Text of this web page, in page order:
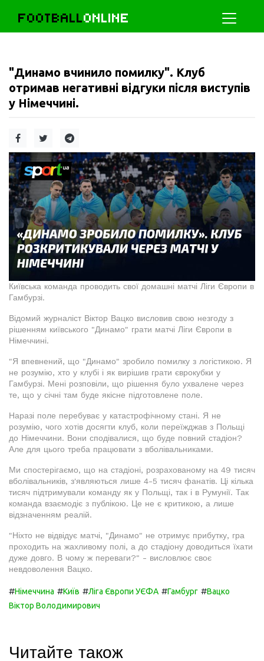
FOOTBALLONLINE
"Динамо вчинило помилку". Клуб
отримав негативні відгуки після виступів
у Німеччині.
Київська команда проводить свої домашні матчі Ліги Європи в
Гамбурзі.
Відомий журналіст Віктор Вацко висловив свою незгоду з
рішенням київського "Динамо" грати матчі Ліги Європи в
Німеччині.
"Я впевнений, що "Динамо" зробило помилку з логістикою. Я
не розумію, хто у клубі і як вирішив грати єврокубки у
Гамбурзі. Мені розповіли, що рішення було ухвалене через
те, що у січні там буде якісне підготовлене поле.
Наразі поле перебуває у катастрофічному стані. Я не
розумію, чого хотів досягти клуб, коли переїжджав з Польщі
до Німеччини. Вони сподівалися, що буде повний стадіон?
Але для цього треба працювати з вболівальниками.
Ми спостерігаємо, що на стадіоні, розрахованому на 49 тисяч
вболівальників, з'являються лише 4-5 тисяч фанатів. Ці кілька
тисяч підтримували команду як у Польщі, так і в Румунії. Так
команда взаємодіє з публікою. Це не є критикою, а лише
відзначенням реалій.
"Ніхто не відвідує матчі, "Динамо" не отримує прибутку, гра
проходить на жахливому полі, а до стадіону доводиться їхати
дуже довго. В чому ж переваги?" - висловлює своє
невдоволення Вацко.
#Німеччина #Київ #Ліга Європи УЄФА #Гамбург #Вацко
Віктор Володимирович
Читайте також